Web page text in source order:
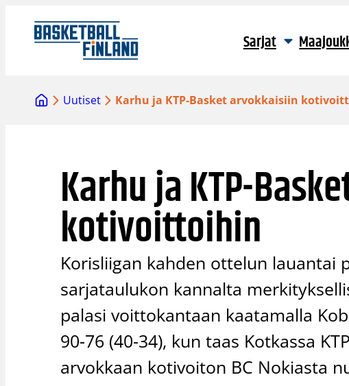
sisältöön
Sarjat
Uutiset Karhu ja KTP-Basket arvokkaisiin
Karhu ja KTP-
kotivoittoihin
Korisliigan kahden ottelun lauantai
sarjataulukon kannalta
palasi voittokantaan kaatamalla
90-76 (40-34), kun taas Kotkassa
arvokkaan kotivoiton BC Nokiasta